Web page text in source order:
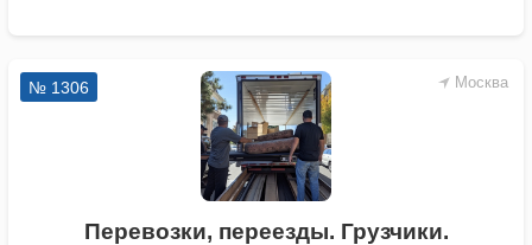
Москва
№ 1306
Перевозки, переезды. Грузчики.